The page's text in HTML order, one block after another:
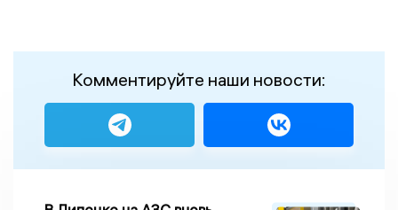
Комментируйте наши новости: